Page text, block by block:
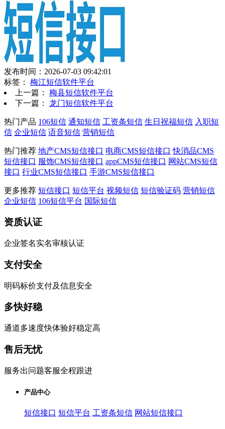
发布时间：2026-07-03 09:42:01
标签： 梅江短信软件平台
上一篇： 梅县短信软件平台
下一篇： 龙门短信软件平台
热门产品 106短信 通知短信 工资条短信 生日祝福短信 入职短
信 企业短信 语音短信 营销短信
热门推荐 地产CMS短信接口 电商CMS短信接口 快消品CMS
短信接口 服饰CMS短信接口 appCMS短信接口 网站CMS短信
接口 行业CMS短信接口 手游CMS短信接口
更多推荐 短信接口 短信平台 视频短信 短信验证码 营销短信
企业短信 106短信平台 国际短信
资质认证
企业签名实名审核认证
支付安全
明码标价支付及信息安全
多快好稳
通道多速度快体验好稳定高
售后无忧
服务出问题客服全程跟进
产品中心
短信接口 短信平台 工资条短信 网站短信接口